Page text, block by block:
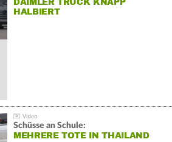
DAIMLER TRUCK KNAPP
HALBIERT
Schüsse an Schule:
MEHRERE TOTE IN THAILAND